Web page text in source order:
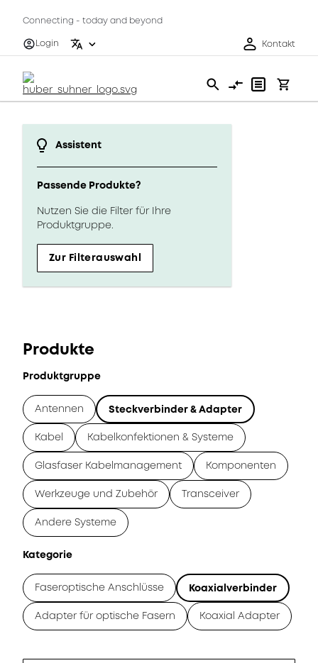
Connecting - today and beyond
Login
Kontakt
Assistent
Passende Produkte?
Nutzen Sie die Filter für Ihre
Produktgruppe.
Zur Filterauswahl
Produkte
Produktgruppe
Antennen Steckverbinder & Adapter
Kabel Kabelkonfektionen & Systeme
Glasfaser Kabelmanagement Komponenten
Werkzeuge und Zubehör Transceiver
Andere Systeme
Kategorie
Faseroptische Anschlüsse Koaxialverbinder
Adapter für optische Fasern Koaxial Adapter